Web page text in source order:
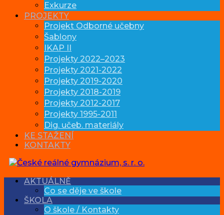
Exkurze
PROJEKTY
Projekt Odborné učebny
Šablony
IKAP II
Projekty 2022–2023
Projekty 2021-2022
Projekty 2019-2020
Projekty 2018-2019
Projekty 2012-2017
Projekty 1995-2011
Dig. učeb. materiály
KE STAŽENÍ
KONTAKTY
AKTUÁLNĚ
Co se děje ve škole
ŠKOLA
O škole / Kontakty